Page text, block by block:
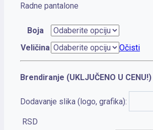
Radne pantalone
Boja
Veličina
Očisti
Brendiranje (UKLJUČENO U CENU!)
Dodavanje slika (logo, grafika):
RSD